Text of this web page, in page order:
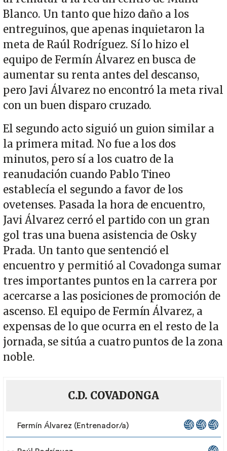
Blanco. Un tanto que hizo daño a los
entreguinos, que apenas inquietaron la
meta de Raúl Rodríguez. Sí lo hizo el
equipo de Fermín Álvarez en busca de
aumentar su renta antes del descanso,
pero Javi Álvarez no encontró la meta rival
con un buen disparo cruzado.
El segundo acto siguió un guion similar a
la primera mitad. No fue a los dos
minutos, pero sí a los cuatro de la
reanudación cuando Pablo Tineo
establecía el segundo a favor de los
ovetenses. Pasada la hora de encuentro,
Javi Álvarez cerró el partido con un gran
gol tras una buena asistencia de Osky
Prada. Un tanto que sentenció el
encuentro y permitió al Covadonga sumar
tres importantes puntos en la carrera por
acercarse a las posiciones de promoción de
ascenso. El equipo de Fermín Álvarez, a
expensas de lo que ocurra en el resto de la
jornada, se sitúa a cuatro puntos de la zona
noble.
C.D. COVADONGA
Fermín Álvarez (Entrenador/a)